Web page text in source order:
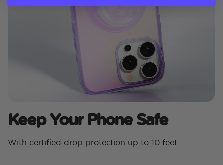
Keep Your Phone Safe
With certified drop protection up to 10 feet